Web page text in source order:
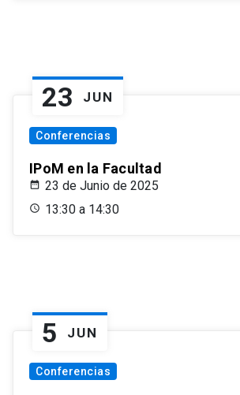
23 JUN
Conferencias
IPoM en la Facultad
23 de Junio de 2025
13:30 a 14:30
5 JUN
Conferencias